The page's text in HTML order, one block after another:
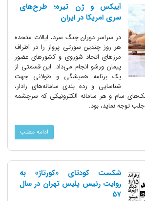
آیبکس و ژن تیره؛ طرح‌های
سری امریکا در ایران
در سراسر دوران جنگ سرد، ایالات متحده
هر روز چندین سورتی پرواز را در اطراف
مرزهای اتحاد شوروی و کشورهای عضور
پیمان ورشو انجام می‌داد. این قسمتی از
یک برنامه همیشگی و طولانی جهت
شناسایی و رده بندی سامانه‌های رادار،
سام و هر سامانه الکترونیکی که سرچشمه
توجه نماید، بود.
ادامه مطلب
شکست کودتای «کورتاژ» به
روایت رئیس پلیس تهران در سال
۵۷